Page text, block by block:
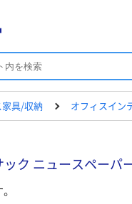
具/収納 オフィスイン
ク ニュースペーパ